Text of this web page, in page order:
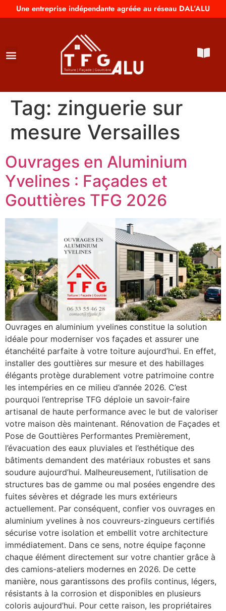
Une entreprise indépendante agréée au réseau DAL’ALU
Tag: zinguerie sur
mesure Versailles
Ouvrages en Aluminium
Yvelines : Façades et
Gouttières TFG 2026
Ouvrages en aluminium yvelines constitue la solution
idéale pour moderniser vos façades et assurer une
étanchéité parfaite à votre toiture aujourd’hui. En effet,
installer des gouttières sur mesure et des habillages
élégants protège durablement votre patrimoine contre
les intempéries en ce milieu d’année 2026. C’est
pourquoi l’entreprise TFG déploie un savoir-faire
artisanal de haute performance avec le but de valoriser
votre maison dès maintenant. Rénovation de Façades et
Pose de Gouttières Performantes Premièrement,
l’évacuation des eaux pluviales et l’esthétique des
bâtiments demandent des matériaux robustes et sans
soudure aujourd’hui. Malheureusement, l’utilisation de
structures bas de gamme ou mal posées engendre des
fuites sévères et dégrade les murs extérieurs
actuellement. Par conséquent, confier vos ouvrages en
aluminium yvelines à nos couvreurs-zingueurs certifiés
sécurise votre isolation et embellit votre architecture
immédiatement. Dans ce sens, notre équipe façonne
chaque élément directement sur votre chantier grâce à
des camions-ateliers modernes en 2026. De cette
manière, nous garantissons des profils continus, légers,
résistants à la corrosion et disponibles en plusieurs
coloris aujourd’hui. Pour cette raison, les propriétaires